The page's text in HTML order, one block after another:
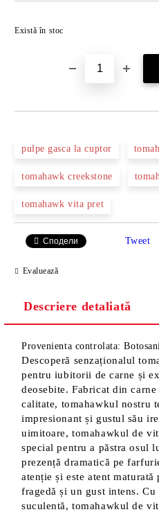
Există în stoc
pulpe gasca la cuptor
tomahawk creekstone
tomahawk vita pret
Сподели Tweet
Evaluează
Descriere detaliată
Provenienta controlata:
Descoperă senzaționalul
pentru iubitorii de carne și
deosebite. Fabricat din
calitate, tomahawkul nostru
impresionant și gustul său
uimitoare, tomahawkul de
special pentru a păstra osul
prezență dramatică pe
atenție și este atent
fragedă și un gust intens. Cu
suculentă, tomahawkul de